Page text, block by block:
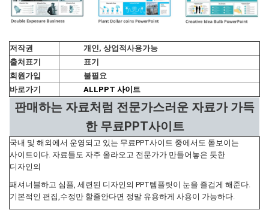
저작권
개인, 상업적사용가능
출처표기
표기
회원가입
불필요
바로가기
ALLPPT 사이트
판매하는 자료처럼 전문가스러운 자료가 가득
한 무료PPT사이트
국내 및 해외에서 운영되고 있는 무료PPT사이트 중에서도 돋보이는
사이트이다. 자료들도 자주 올라오고 전문가가 만들어놓은 듯한
디자인의
패셔너블하고 심플, 세련된 디자인의 PPT템플릿이 눈을 즐겁게 해준다.
기본적인 편집,수정만 할줄안다면 정말 유용하게 사용이 가능하다.